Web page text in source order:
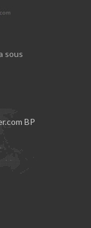
sous
BP